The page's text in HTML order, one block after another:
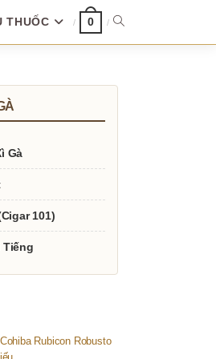
THUỐC 0 TOGGLE
Gà
101)
Rubicon Robusto